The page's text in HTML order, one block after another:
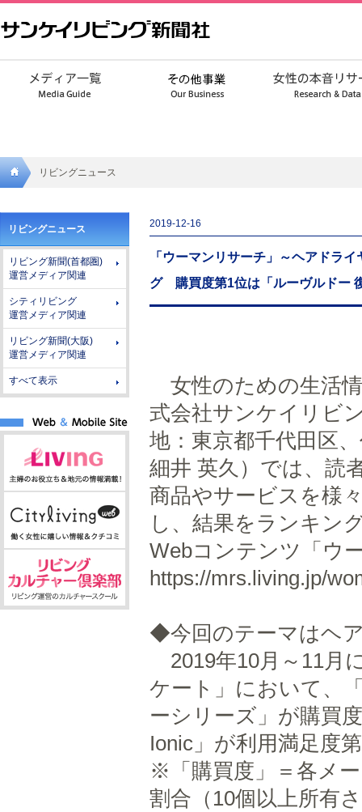
イリビ
ング新
聞社
リビングニュース
リビングニュース
リビング新聞(首都圏)
運営メディア関連
シティリビング
運営メディア関連
リビング新聞(大阪)
運営メディア関連
すべて表示
2019-12-16
「ウーマンリサーチ」～ヘアドラ
グ 購買度第1位は「ルーヴルドー
女性のための生活
式会社サンケイリビ
地：東京都千代田区
細井 英久）では、読
商品やサービスを様
し、結果をランキン
Webコンテンツ「ウ
https://mrs.living.jp/
◆今回のテーマはヘ
2019年10月～11月
ケート」において、
ーシリーズ」が購買
Ionic」が利用満足度
※「購買度」＝各メ
割合（10個以上所有